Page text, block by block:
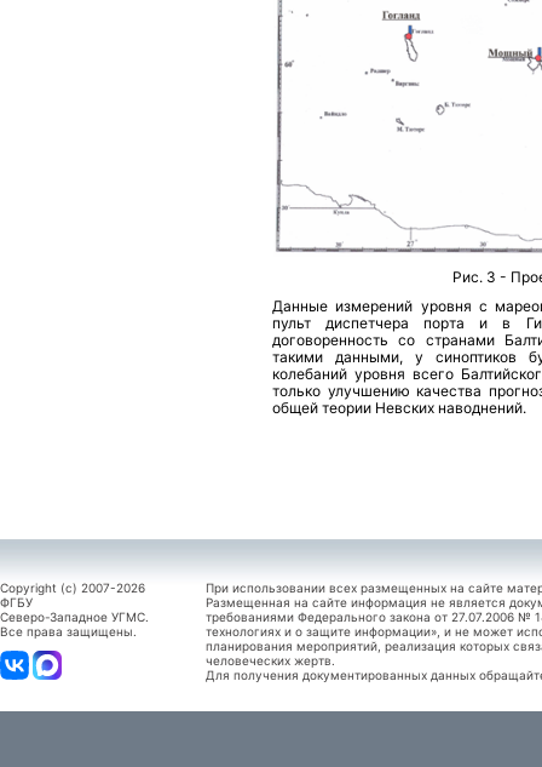
Рис. 3 -
Данные измерений уровня с
пульт диспетчера порта и в
договоренность со странами
такими данными, у синоптиков
колебаний уровня всего
только улучшению качества
общей теории Невских наводнений.
Copyright (c) 2007-2026
ФГБУ
Северо-Западное УГМС.
Все права защищены.
При использовании всех размещенных на сайте
Размещенная на сайте информация не является
требованиями Федерального закона от 27.07.2006
технологиях и о защите информации», и не может
планирования мероприятий, реализация которых
человеческих жертв.
Для получения документированных данных